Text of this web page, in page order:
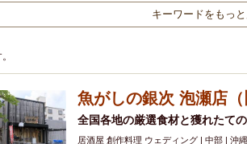
一人飲み 誕生日
い飲み コスパ最高 肉料理 模合 イン
まで営業
県産魚 焼鳥 忘年会コース レモンサワ
名 落ち着いた空間 4000円台コース 合
本酒 鮮魚 大衆酒場 ノンアルコールビー
キーワードをもっ
魚がしの銀次 泡瀬店（
全国各地の厳選食材と獲れたて
居酒屋 創作料理 ウェディング | 中部 | 沖